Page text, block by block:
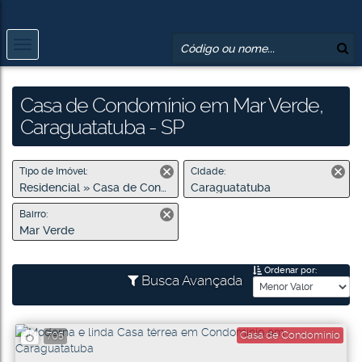
Casa de Condomínio em Mar Verde,
Caraguatatuba - SP
Tipo de Imóvel:
Residencial » Casa de Condomínio
Cidade:
Caraguatatuba
Bairro:
Mar Verde
Busca Avançada
Ordenar por:
705 Casa de Condomínio